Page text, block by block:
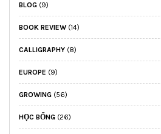
BLOG (9)
BOOK REVIEW (14)
CALLIGRAPHY (8)
EUROPE (9)
GROWING (56)
HỌC BỔNG (26)